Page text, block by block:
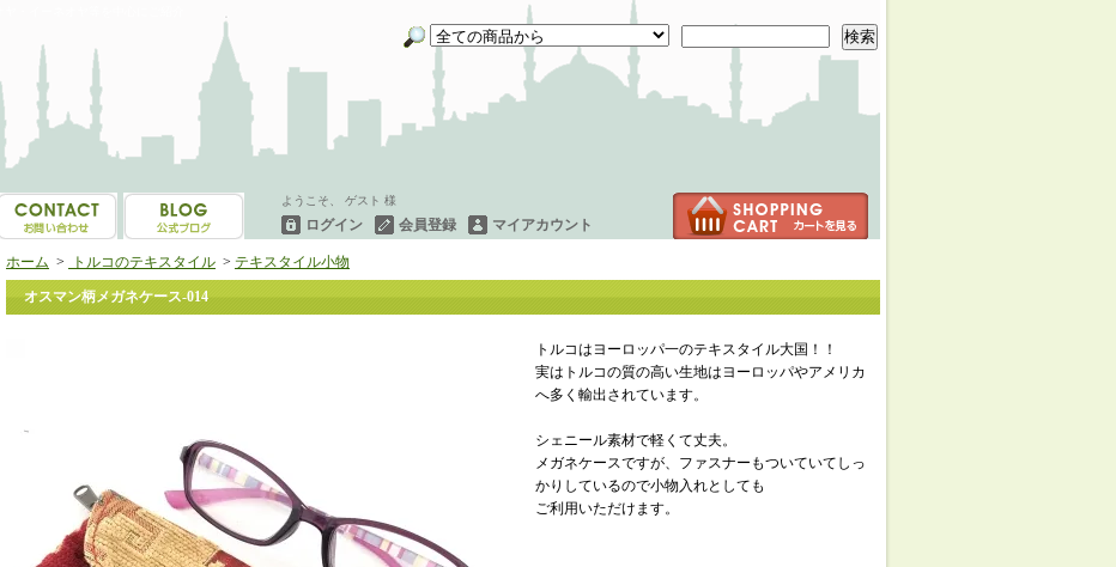
検索
ようこそ、 ゲスト 様
ログイン 会員登録 マイアカウント
ホーム > トルコのテキスタイル > テキスタイル小物
オスマン柄メガネケース-014
トルコはヨーロッパ一のテキスタイル大国！！
実はトルコの質の高い生地はヨーロッパやアメリカ
へ多く輸出されています。
シェニール素材で軽くて丈夫。
メガネケースですが、ファスナーもついていてしっ
かりしているので小物入れとしても
ご利用いただけます。